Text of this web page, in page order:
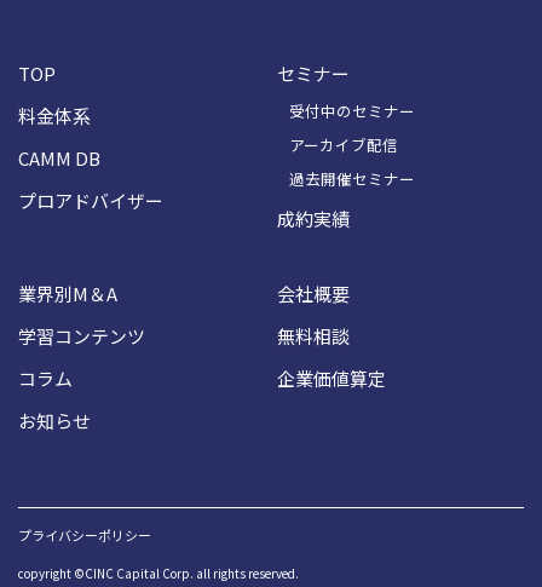
TOP
料金体系
CAMM DB
プロアドバイザー
セミナー
受付中のセミナー
アーカイブ配信
過去開催セミナー
成約実績
業界別M＆A
学習コンテンツ
コラム
お知らせ
会社概要
無料相談
企業価値算定
プライバシーポリシー
copyright ©CINC Capital Corp. all rights reserved.